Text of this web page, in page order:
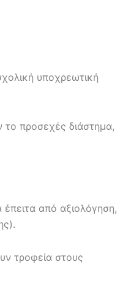
υποχρεωτική
το προσεχές διάστημα,
από αξιολόγηση,
τροφεία στους